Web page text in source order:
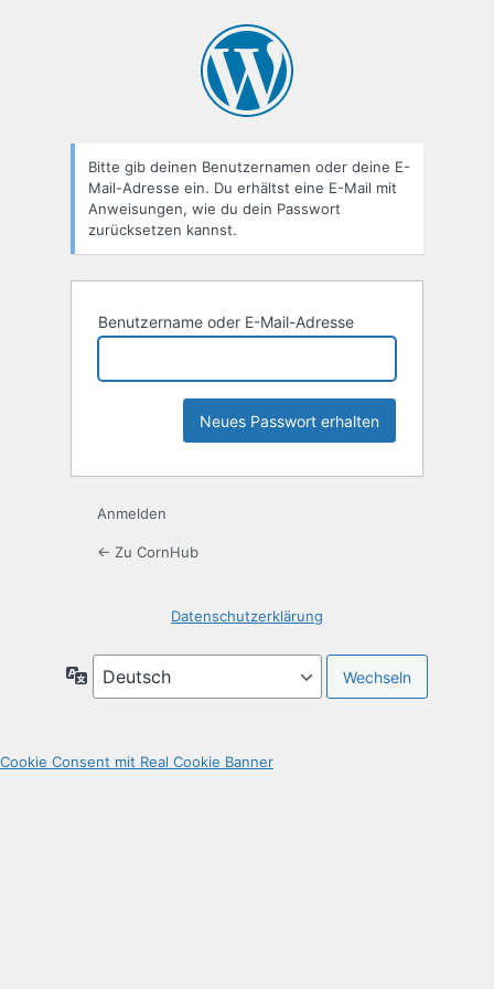
Bitte gib deinen Benutzernamen oder deine E-
Mail-Adresse ein. Du erhältst eine E-Mail mit
Anweisungen, wie du dein Passwort
zurücksetzen kannst.
Benutzername oder E-Mail-Adresse
Anmelden
← Zu CornHub
Datenschutzerklärung
Sprache
Cookie Consent mit Real Cookie Banner